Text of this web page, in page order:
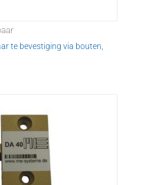
te bevestiging via bouten,